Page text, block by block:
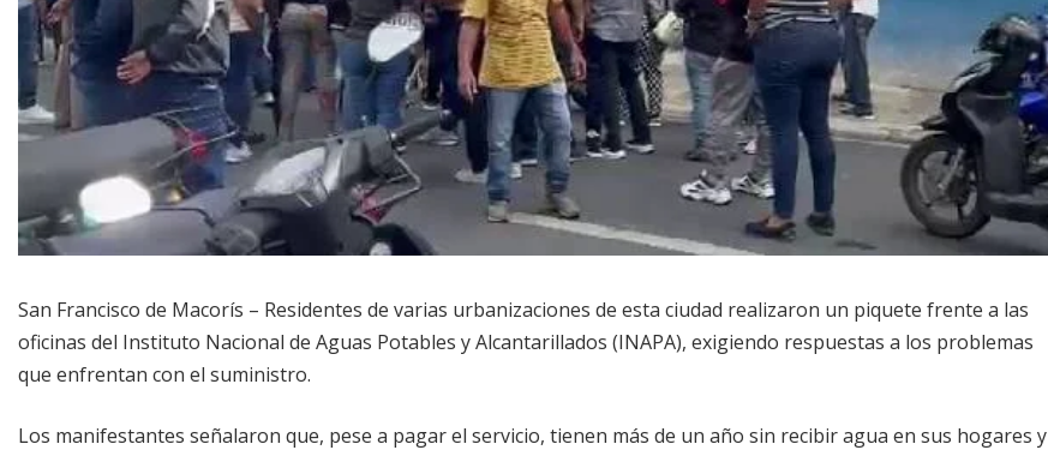
San Francisco de Macorís – Residentes de varias urbanizaciones de esta ciudad realizaron un piquete frente a las
oficinas del Instituto Nacional de Aguas Potables y Alcantarillados (INAPA), exigiendo respuestas a los problemas
que enfrentan con el suministro.
Los manifestantes señalaron que, pese a pagar el servicio, tienen más de un año sin recibir agua en sus hogares y